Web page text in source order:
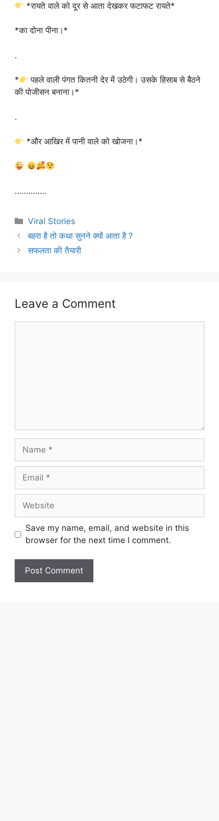
*रायते वाले को दूर से आता देखकर फटाफट रायते*
*का दोना पीना।*
.
*
पहले वाली पंगत कितनी देर में उठेगी। उसके हिसाब से बैठने
की पोजीसन बनाना।*
.
*और आखिर में पानी वाले को खोजना।*
…………..
Categories
Viral Stories
बहरा है तो कथा सुनने क्यों आता है ?
सफलता की तैयारी
Leave a Comment
Name
Email
Website
Save my name, email, and website in this
browser for the next time I comment.